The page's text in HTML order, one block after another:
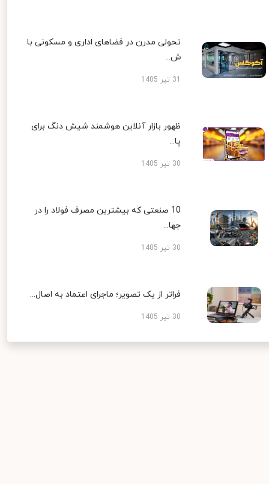
تحولی مدرن در فضاهای اداری و مسکونی با
ش...
ظهور بازار آنلاین هوشمند شیش دنگ برای
پا...
30 تیر 1405
10 صنعتی که بیشترین مصرف فولاد را در
جها...
30 تیر 1405
فراتر از یک تصویر؛ ماجرای اعتماد به اصال...
30 تیر 1405